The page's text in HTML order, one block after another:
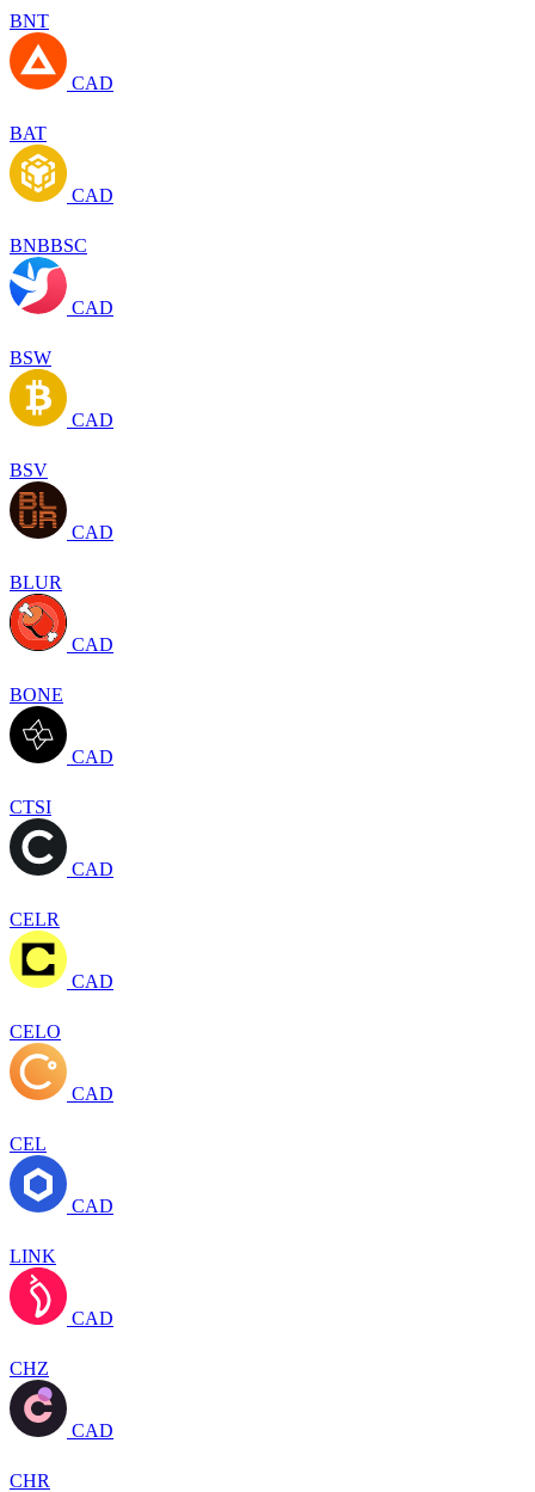
BNT
CAD
BAT
CAD
BNBBSC
CAD
BSW
CAD
BSV
CAD
BLUR
CAD
BONE
CAD
CTSI
CAD
CELR
CAD
CELO
CAD
CEL
CAD
LINK
CAD
CHZ
CAD
CHR